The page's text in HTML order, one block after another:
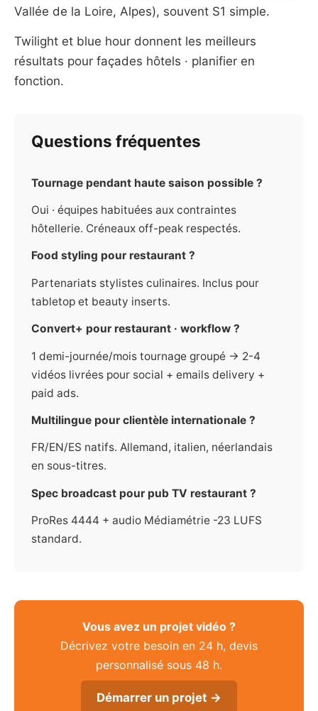
Vallée de la Loire, Alpes), souvent S1 simple.
Twilight et blue hour donnent les meilleurs
résultats pour façades hôtels · planifier en
fonction.
Questions fréquentes
Tournage pendant haute saison possible ?
Oui · équipes habituées aux contraintes
hôtellerie. Créneaux off-peak respectés.
Food styling pour restaurant ?
Partenariats stylistes culinaires. Inclus pour
tabletop et beauty inserts.
Convert+ pour restaurant · workflow ?
1 demi-journée/mois tournage groupé → 2-4
vidéos livrées pour social + emails delivery +
paid ads.
Multilingue pour clientèle internationale ?
FR/EN/ES natifs. Allemand, italien, néerlandais
en sous-titres.
Spec broadcast pour pub TV restaurant ?
ProRes 4444 + audio Médiamétrie -23 LUFS
standard.
Vous avez un projet vidéo ?
Décrivez votre besoin en 24 h, devis
personnalisé sous 48 h.
Démarrer un projet →